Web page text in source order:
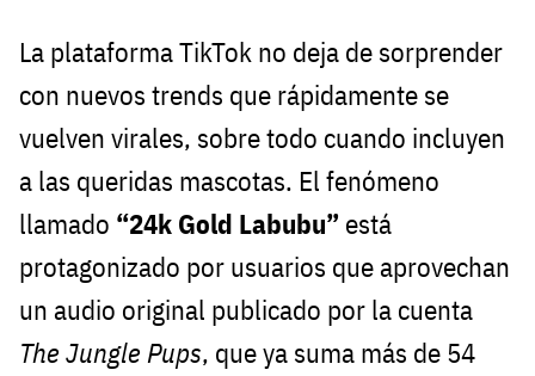
La plataforma TikTok no deja de sorprender
con nuevos trends que rápidamente se
vuelven virales, sobre todo cuando incluyen
a las queridas mascotas. El fenómeno
llamado “24k Gold Labubu” está
protagonizado por usuarios que aprovechan
un audio original publicado por la cuenta
The Jungle Pups, que ya suma más de 54